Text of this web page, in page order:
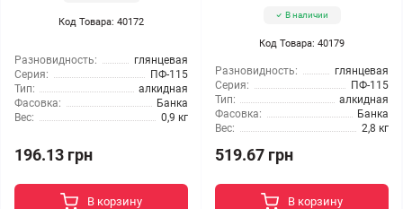
Код Товара: 40172
Разновидность:
глянцевая
Серия:
ПФ-115
Тип:
алкидная
Фасовка:
Банка
Вес:
0,9 кг
196.13 грн
В корзину
В наличии
Код Товара: 40179
Разновидность:
глянцевая
Серия:
ПФ-115
Тип:
алкидная
Фасовка:
Банка
Вес:
2,8 кг
519.67 грн
В корзину